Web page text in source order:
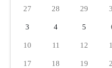
27 28 29
3 4 5
10 11 12
17 18 19